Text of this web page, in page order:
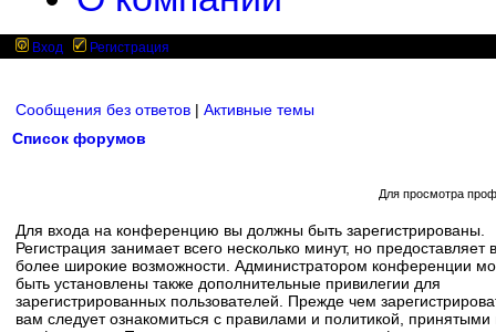
Вход Регистрация
Сообщения без ответов | Активные темы
Список форумов
Для просмотра
Для входа на конференцию вы должны быть зарегистрированы.
Регистрация занимает всего несколько минут, но предоставляет
более широкие возможности. Администратором конференции
быть установлены также дополнительные привилегии для
зарегистрированных пользователей. Прежде чем
вам следует ознакомиться с правилами и политикой, принятыми